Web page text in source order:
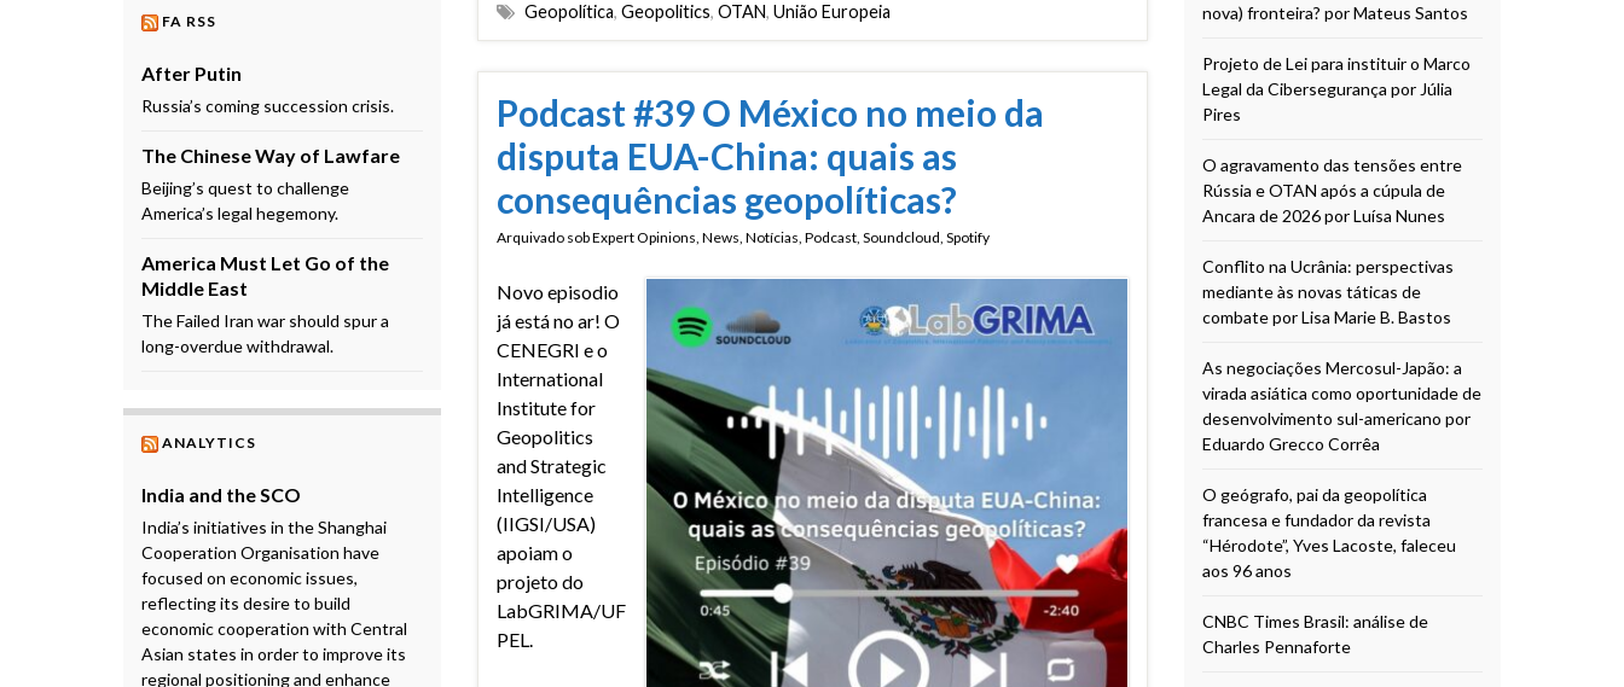
Geopolítica, Geopolitics, OTAN, União Europeia
Podcast #39 O México no meio da
disputa EUA-China: quais as
consequências geopolíticas?
Arquivado sobExpert Opinions, News, Notícias, Podcast, Soundcloud, Spotify
Novo episodio
já está no ar! O
CENEGRI e o
International
Institute for
Geopolitics
and Strategic
Intelligence
(IIGSI/USA)
apoiam o
projeto do
LabGRIMA/UF
PEL.
FA RSS
After Putin
Russia’s coming succession crisis.
The Chinese Way of Lawfare
Beijing’s quest to challenge
America’s legal hegemony.
America Must Let Go of the
Middle East
The Failed Iran war should spur a
long-overdue withdrawal.
ANALYTICS
India and the SCO
India’s initiatives in the Shanghai
Cooperation Organisation have
focused on economic issues,
reflecting its desire to build
economic cooperation with Central
Asian states in order to improve its
regional positioning and enhance
nova) fronteira? por Mateus Santos
Projeto de Lei para instituir o Marco
Legal da Cibersegurança por Júlia
Pires
O agravamento das tensões entre
Rússia e OTAN após a cúpula de
Ancara de 2026 por Luísa Nunes
Conflito na Ucrânia: perspectivas
mediante às novas táticas de
combate por Lisa Marie B. Bastos
As negociações Mercosul-Japão: a
virada asiática como oportunidade de
desenvolvimento sul-americano por
Eduardo Grecco Corrêa
O geógrafo, pai da geopolítica
francesa e fundador da revista
“Hérodote”, Yves Lacoste, faleceu
aos 96 anos
CNBC Times Brasil: análise de
Charles Pennaforte